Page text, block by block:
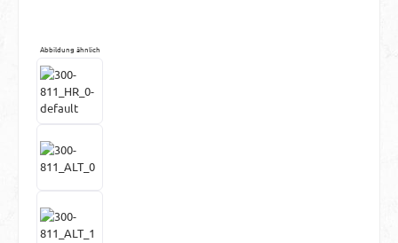
Abbildung ähnlich